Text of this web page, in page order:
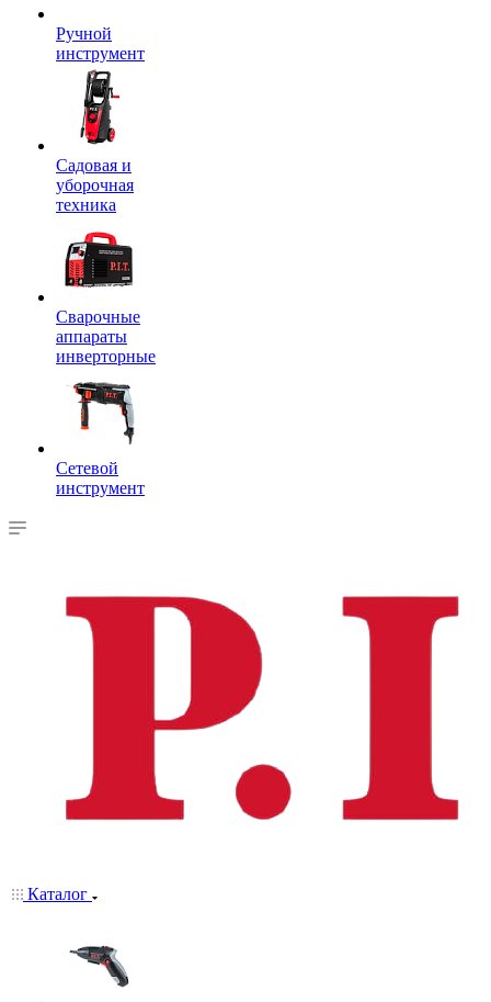
Ручной
инструмент
Садовая и
уборочная
техника
Сварочные
аппараты
инверторные
Сетевой
инструмент
Каталог